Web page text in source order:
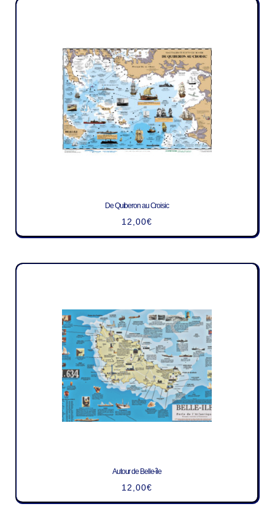
De Quiberon au Croisic
12,00€
Autour de Belle-île
12,00€